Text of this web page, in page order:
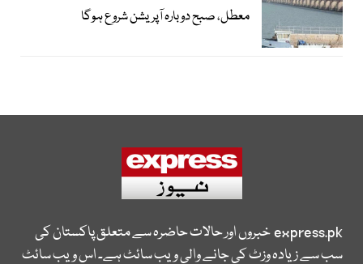
معطل، صبح دوبارہ آپریشن شروع ہوگا
express.pkخبروں اور حالات حاضرہ سے متعلق پاکستان کی
سب سے زیادہ وزٹ کی جانے والی ویب سائٹ ہے۔ اس ویب سائٹ